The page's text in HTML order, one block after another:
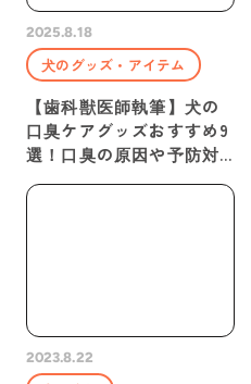
2025.8.18
犬のグッズ・アイテム
【歯科獣医師執筆】犬の
口臭ケアグッズおすすめ9
選！口臭の原因や予防対
2023.8.22